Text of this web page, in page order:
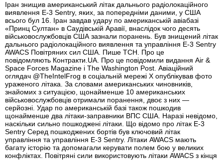
Іран знищив американський літак дальнього радіолокаційного
виявлення E-3 Sentry, яких, за попередніми даними, у США
всього бул 16. Іран завдав удару по американській авіабазі
«Принц Султан» в Саудівській Аравії, внаслідок чого десять
військовослужбовців США зазнали поранень. Був знищений літак
дальнього радіолокаційного виявлення та управління E-3 Sentry
AWACS Повітряних сил США. Пише ТСН. Про це
повідомляють Контракти.UA. Про це повідомили видання Air &
Space Forces Magazine і The Washington Post. Авіаційний
оглядач @TheIntelFrog в соціальній мережі X опублікував фото
ураженого літака. За словами американських чиновників,
знайомих з ситуацією, щонайменше 10 американських
військовослужбовців отримали поранення, двоє з них —
серйозні. Удар по американській базі також пошкодив
щонайменше два літаки-заправники ВПС США. Наразі невідомо,
наскільки сильно пошкоджені літаки. Що відомо про літак E-3
Sentry Серед пошкоджених бортів був ключовий літак
управління та управління E-3 Sentry. Літаки AWACS мають
багату історію та допомагали керувати полем бою у великих
конфліктах. Повітряні сили використовують літаки AWACS з кінця